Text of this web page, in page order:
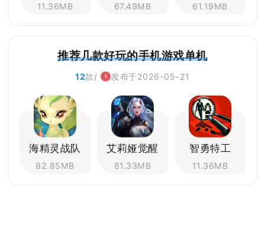
11.36MB 67.49MB 61.19MB
推荐几款好玩的手机游戏单机
12款/ 发布于2026-05-21
海精灵战队
82.85MB
艾莉娅觉醒
81.33MB
智勇特工
11.36MB